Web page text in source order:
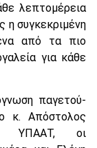
λεπτομέρεια
η συγκεκριμένη
από τα πιο
για κάθε
παγετού-
κ. Απόστολος
ΥΠΑΑΤ, οι